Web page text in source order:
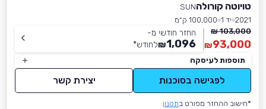
טויוטה קורולהSUN
2021 יד 1
100,000 ק״מ
103,000 ₪
93,000
₪
החזר חודשי מ-
1,096
₪לחודש*
תוספות לעיסקה
לפגישה בסוכנות יצירת קשר
*חישוב ההחזר מפורט בתקנון